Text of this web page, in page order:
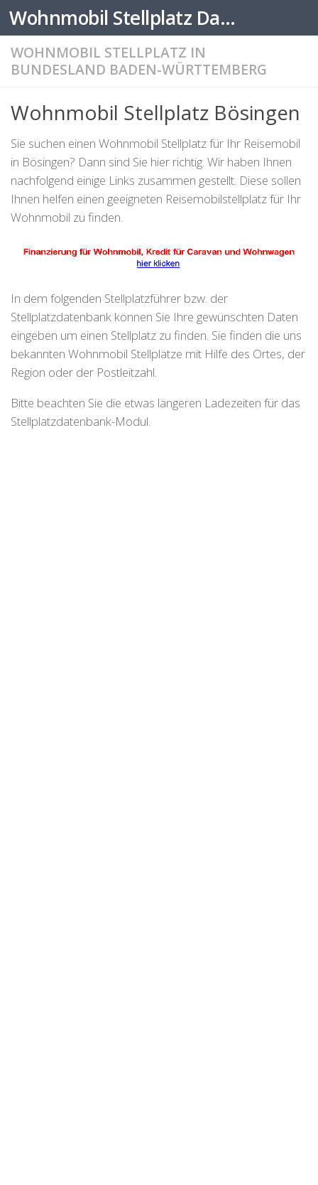
Zum Inhalt springen Wohnmobil Stellplatz Datenbank
WOHNMOBIL STELLPLATZ IN
BUNDESLAND BADEN-WÜRTTEMBERG
Wohnmobil Stellplatz Bösingen
Sie suchen einen Wohnmobil Stellplatz für Ihr Reisemobil
in Bösingen? Dann sind Sie hier richtig. Wir haben Ihnen
nachfolgend einige Links zusammen gestellt. Diese sollen
Ihnen helfen einen geeigneten Reisemobilstellplatz für Ihr
Wohnmobil zu finden.
In dem folgenden Stellplatzführer bzw. der
Stellplatzdatenbank können Sie Ihre gewünschten Daten
eingeben um einen Stellplatz zu finden. Sie finden die uns
bekannten Wohnmobil Stellplätze mit Hilfe des Ortes, der
Region oder der Postleitzahl.
Bitte beachten Sie die etwas längeren Ladezeiten für das
Stellplatzdatenbank-Modul.